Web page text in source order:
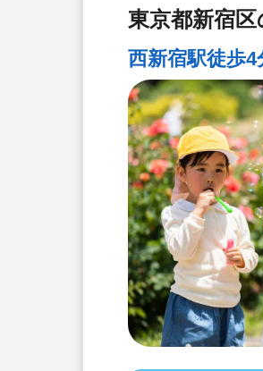
東京都新宿
西新宿駅徒歩